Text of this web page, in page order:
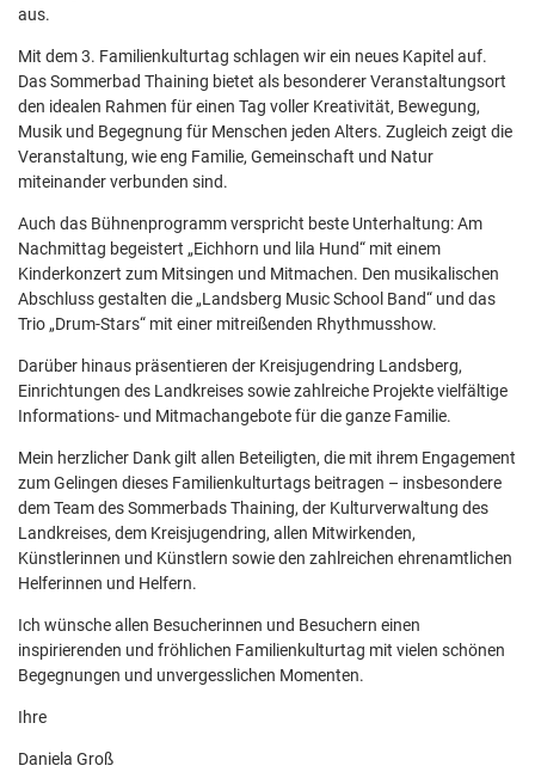
aus.
Mit dem 3. Familienkulturtag schlagen wir ein neues Kapitel auf.
Das Sommerbad Thaining bietet als besonderer Veranstaltungsort
den idealen Rahmen für einen Tag voller Kreativität, Bewegung,
Musik und Begegnung für Menschen jeden Alters. Zugleich zeigt die
Veranstaltung, wie eng Familie, Gemeinschaft und Natur
miteinander verbunden sind.
Auch das Bühnenprogramm verspricht beste Unterhaltung: Am
Nachmittag begeistert „Eichhorn und lila Hund“ mit einem
Kinderkonzert zum Mitsingen und Mitmachen. Den musikalischen
Abschluss gestalten die „Landsberg Music School Band“ und das
Trio „Drum-Stars“ mit einer mitreißenden Rhythmusshow.
Darüber hinaus präsentieren der Kreisjugendring Landsberg,
Einrichtungen des Landkreises sowie zahlreiche Projekte vielfältige
Informations- und Mitmachangebote für die ganze Familie.
Mein herzlicher Dank gilt allen Beteiligten, die mit ihrem Engagement
zum Gelingen dieses Familienkulturtags beitragen – insbesondere
dem Team des Sommerbads Thaining, der Kulturverwaltung des
Landkreises, dem Kreisjugendring, allen Mitwirkenden,
Künstlerinnen und Künstlern sowie den zahlreichen ehrenamtlichen
Helferinnen und Helfern.
Ich wünsche allen Besucherinnen und Besuchern einen
inspirierenden und fröhlichen Familienkulturtag mit vielen schönen
Begegnungen und unvergesslichen Momenten.
Ihre
Daniela Groß